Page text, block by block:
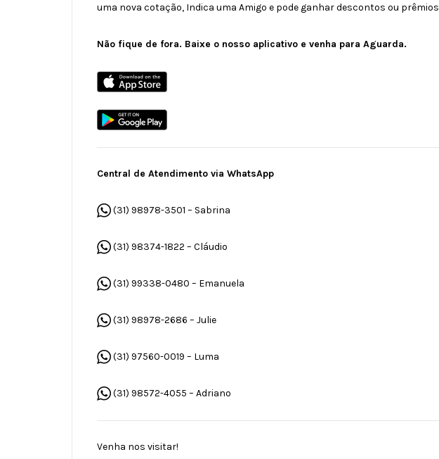
uma nova cotação, Indica uma Amigo e pode ganhar descontos ou
Não fique de fora. Baixe o nosso aplicativo e venha para Aguarda.
Central de Atendimento via WhatsApp
(31) 98978-3501 – Sabrina
(31) 98374-1822 – Cláudio
(31) 99338-0480 – Emanuela
(31) 98978-2686 – Julie
(31) 97560-0019 – Luma
(31) 98572-4055 – Adriano
Venha nos visitar!